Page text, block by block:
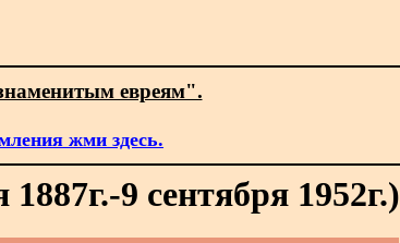
евреям".
жми здесь.
9 сентября 1952г.)